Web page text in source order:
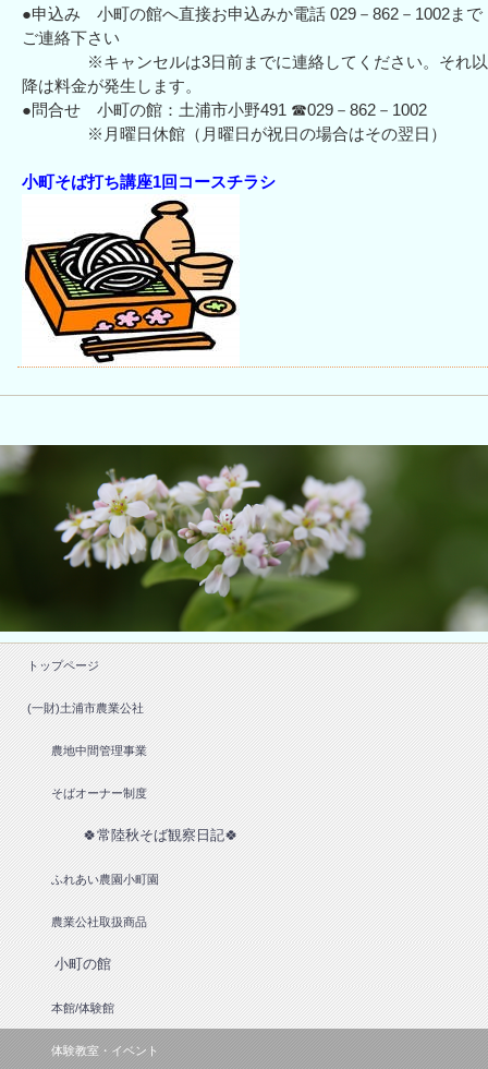
●申込み 小町の館へ直接お申込みか電話 029－862－1002まで
ご連絡下さい
※キャンセルは3日前までに連絡してください。それ以
降は料金が発生します。
●問合せ 小町の館：土浦市小野491 ☎029－862－1002
※月曜日休館（月曜日が祝日の場合はその翌日）
小町そば打ち講座1回コースチラシ
トップページ
(一財)土浦市農業公社
農地中間管理事業
そばオーナー制度
🍀常陸秋そば観察日記🍀
ふれあい農園小町園
農業公社取扱商品
小町の館
本館/体験館
体験教室・イベント